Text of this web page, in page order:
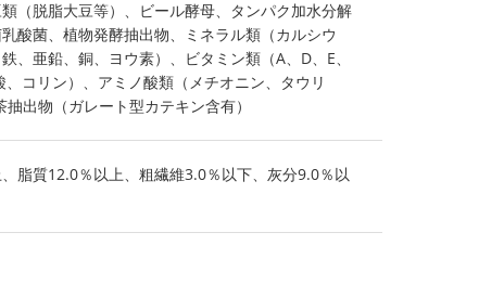
（脱脂大豆等）、ビール酵母、タンパク加水分解
酸菌、植物発酵抽出物、ミネラル類（カルシウ
、亜鉛、銅、ヨウ素）、ビタミン類（A、D、E、
コリン）、アミノ酸類（メチオニン、タウリ
出物（ガレート型カテキン含有）
脂質12.0％以上、粗繊維3.0％以下、灰分9.0％以